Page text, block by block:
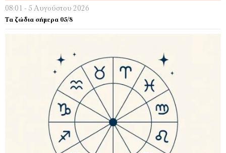
08:01 - 5 Αυγούστου 2026
Τα ζώδια σήμερα 05/8